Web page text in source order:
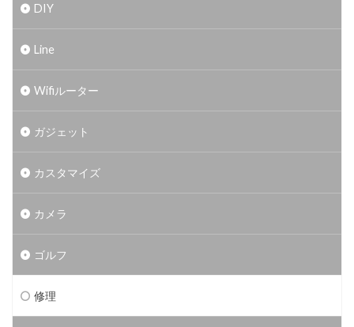
DIY
Line
Wifiルーター
ガジェット
カスタマイズ
カメラ
ゴルフ
修理